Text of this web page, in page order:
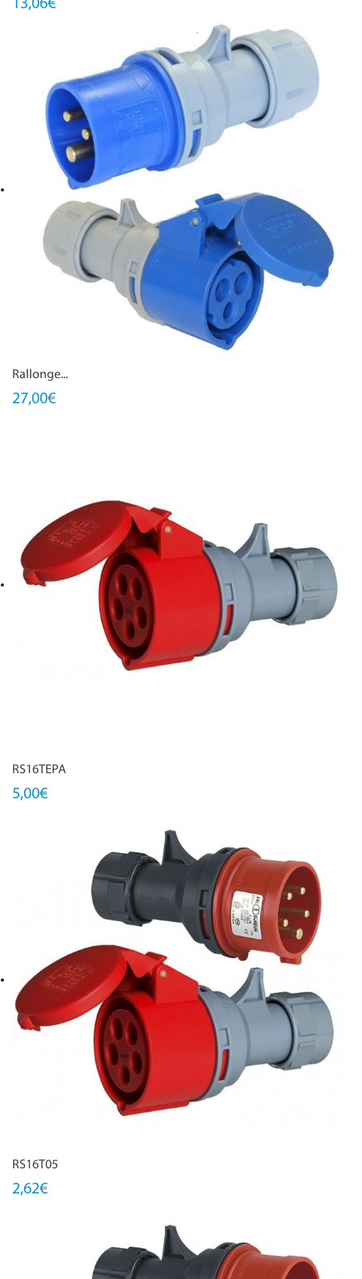
13,06€
Rallonge...
27,00€
RS16TEPA
5,00€
RS16T05
2,62€